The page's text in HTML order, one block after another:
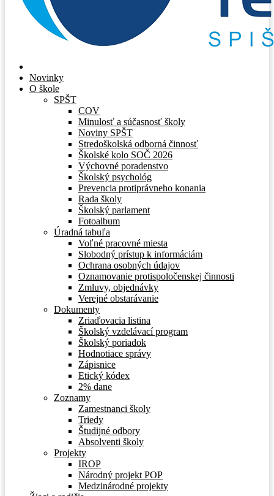
Novinky
O škole
SPŠT
COV
Minulosť a súčasnosť školy
Noviny SPŠT
Stredoškolská odborná činnosť
Školské kolo SOČ 2026
Výchovné poradenstvo
Školský psychológ
Prevencia protiprávneho konania
Rada školy
Školský parlament
Fotoalbum
Úradná tabuľa
Voľné pracovné miesta
Slobodný prístup k informáciám
Ochrana osobných údajov
Oznamovanie protispoločenskej činnosti
Zmluvy, objednávky
Verejné obstarávanie
Dokumenty
Zriaďovacia listina
Školský vzdelávací program
Školský poriadok
Hodnotiace správy
Zápisnice
Etický kódex
2% dane
Zoznamy
Zamestnanci školy
Triedy
Študijné odbory
Absolventi školy
Projekty
IROP
Národný projekt POP
Medzinárodné projekty